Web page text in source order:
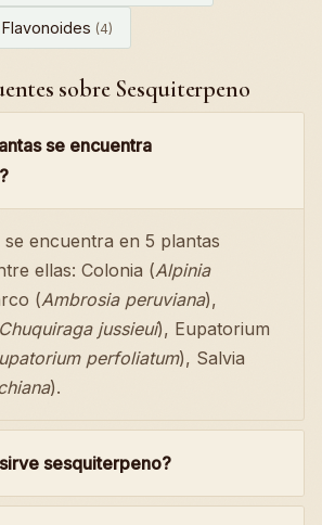
Flavonoides (4)
sobre Sesquiterpeno
se encuentra
encuentra en 5 plantas
ellas: Colonia (Alpinia
(Ambrosia peruviana),
Chuquiraga jussieui), Eupatorium
perfoliatum), Salvia
).
sesquiterpeno?